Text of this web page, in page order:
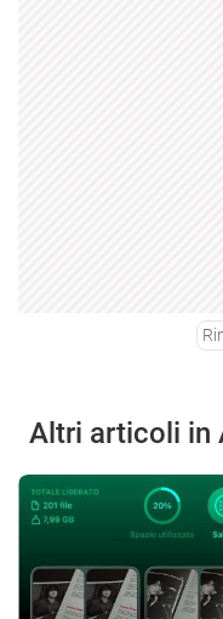
Altri articoli in